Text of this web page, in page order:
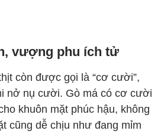
vượng phu ích tử
còn được gọi là “cơ cười”,
nở nụ cười. Gò má có cơ cười
khuôn mặt phúc hậu, không
cũng dễ chịu như đang mỉm